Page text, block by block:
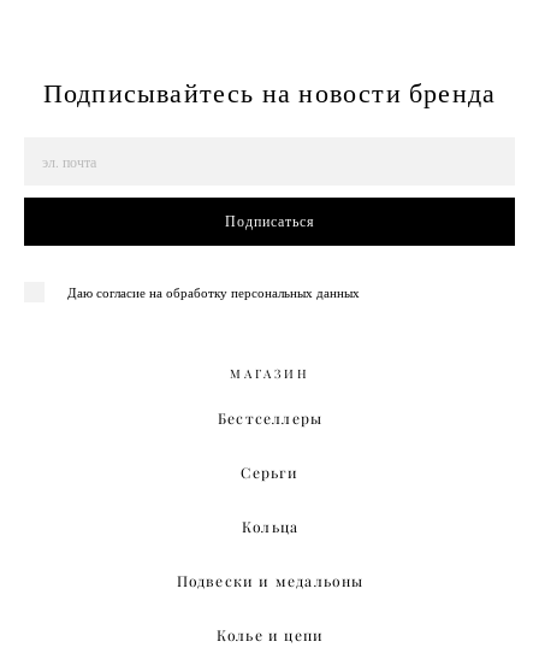
Подписывайтесь на новости бренда
Подписаться
Даю согласие на обработку персональных данных
МАГАЗИН
Бестселлеры
Серьги
Кольца
Подвески и медальоны
Колье и цепи